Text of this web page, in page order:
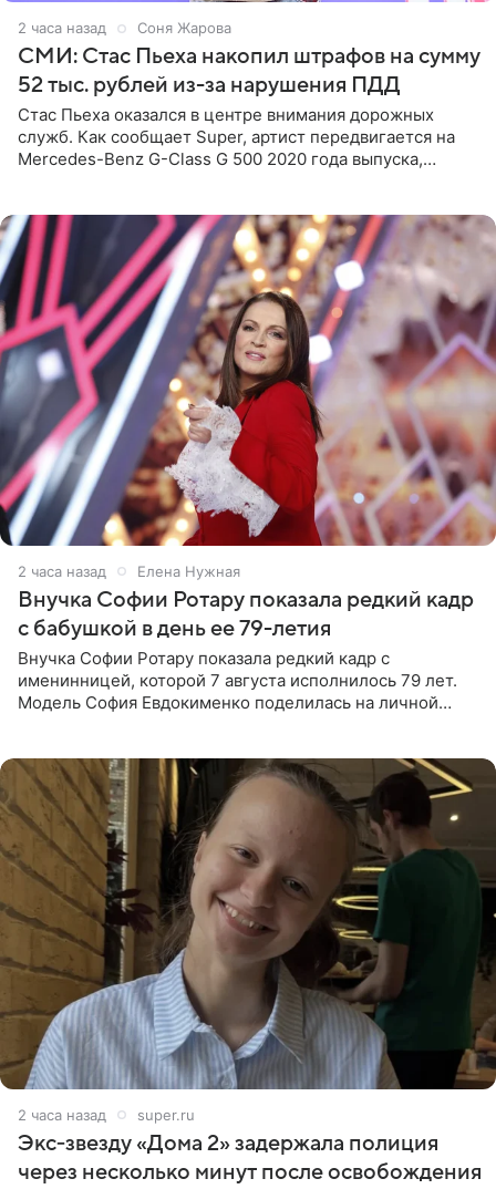
2 часа назад Соня Жарова
СМИ: Стас Пьеха накопил штрафов на сумму
52 тыс. рублей из-за нарушения ПДД
Стас Пьеха оказался в центре внимания дорожных
служб. Как сообщает Super, артист передвигается на
Mercedes-Benz G-Class G 500 2020 года выпуска,
2 часа назад Елена Нужная
Внучка Софии Ротару показала редкий кадр
с бабушкой в день ее 79-летия
Внучка Софии Ротару показала редкий кадр с
именинницей, которой 7 августа исполнилось 79 лет.
Модель София Евдокименко поделилась на личной
2 часа назад super.ru
Экс‑звезду «Дома 2» задержала полиция
через несколько минут после освобождения